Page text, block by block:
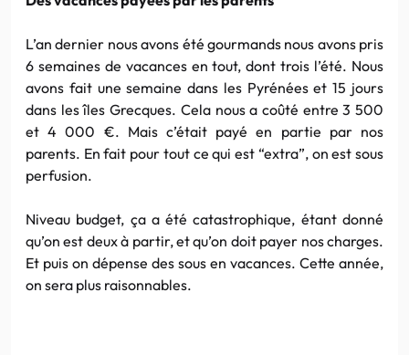
L’an dernier nous avons été gourmands nous avons pris
6 semaines de vacances en tout, dont trois l’été. Nous
avons fait une semaine dans les Pyrénées et 15 jours
dans les îles Grecques. Cela nous a coûté entre 3 500
et 4 000 €. Mais c’était payé en partie par nos
parents. En fait pour tout ce qui est “extra”, on est sous
perfusion.
Niveau budget, ça a été catastrophique, étant donné
qu’on est deux à partir, et qu’on doit payer nos charges.
Et puis on dépense des sous en vacances. Cette année,
on sera plus raisonnables.